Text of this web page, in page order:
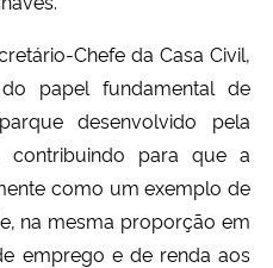
Chefe da Casa Civil,
papel fundamental de
desenvolvido pela
contribuindo para que a
como um exemplo de
na mesma proporção em
emprego e de renda aos